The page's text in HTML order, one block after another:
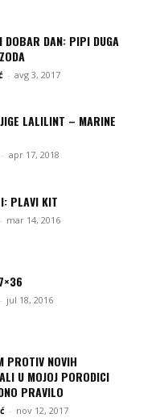
DOBAR DAN: PIPI DUGA
- avg 3, 2017
LALILINT – MARINE
- apr 17, 2018
PLAVI KIT
- mar 14, 2016
- jul 18, 2016
PROTIV NOVIH
U MOJOJ PORODICI
PRAVILO
- nov 12, 2017